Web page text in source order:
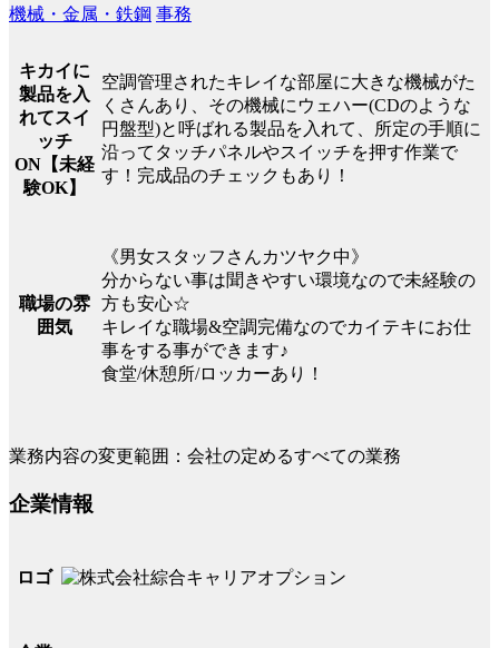
機械・金属・鉄鋼 事務
キカイに
製品を入
れてスイ
ッチ
ON【未経
験OK】
空調管理されたキレイな部屋に大きな機械がた
くさんあり、その機械にウェハー(CDのような
円盤型)と呼ばれる製品を入れて、所定の手順に
沿ってタッチパネルやスイッチを押す作業で
す！完成品のチェックもあり！
職場の雰
囲気
《男女スタッフさんカツヤク中》
分からない事は聞きやすい環境なので未経験の
方も安心☆
キレイな職場&空調完備なのでカイテキにお仕
事をする事ができます♪
食堂/休憩所/ロッカーあり！
業務内容の変更範囲：会社の定めるすべての業務
企業情報
ロゴ